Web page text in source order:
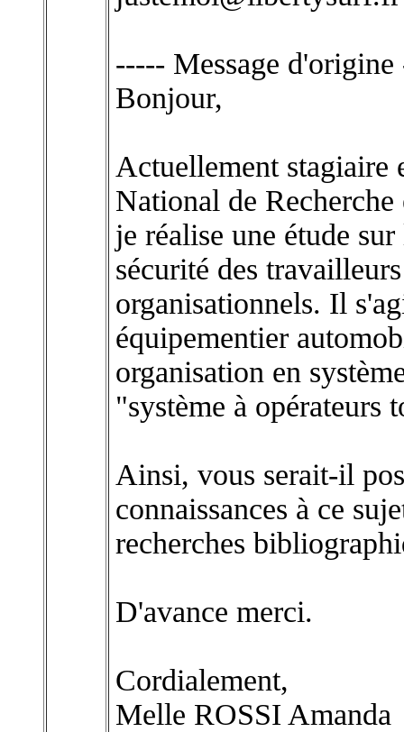
----- Message
Bonjour,
Actuellement stagiaire
National de
je réalise une étude
sécurité des
organisationnels. Il
équipementier
organisation en
"système à opérateurs
Ainsi, vous serait-il
connaissances à ce
recherches
D'avance merci.
Cordialement,
Melle ROSSI Amanda